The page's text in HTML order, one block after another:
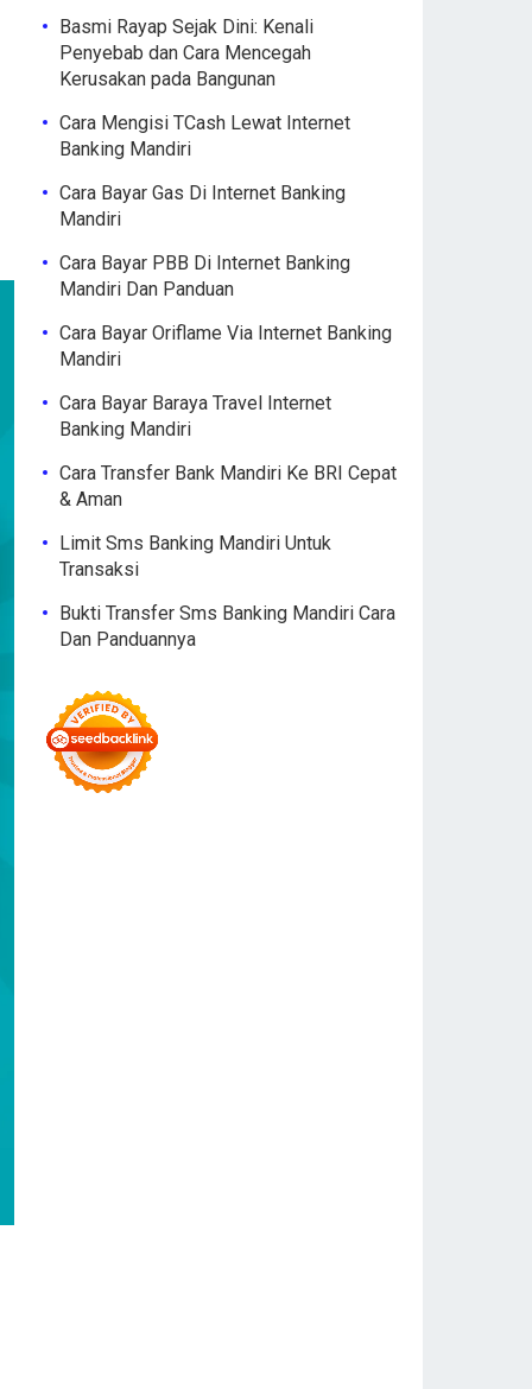
Basmi Rayap Sejak Dini: Kenali
Penyebab dan Cara Mencegah
Kerusakan pada Bangunan
Cara Mengisi TCash Lewat Internet
Banking Mandiri
Cara Bayar Gas Di Internet Banking
Mandiri
Cara Bayar PBB Di Internet Banking
Mandiri Dan Panduan
Cara Bayar Oriflame Via Internet Banking
Mandiri
Cara Bayar Baraya Travel Internet
Banking Mandiri
Cara Transfer Bank Mandiri Ke BRI Cepat
& Aman
Limit Sms Banking Mandiri Untuk
Transaksi
Bukti Transfer Sms Banking Mandiri Cara
Dan Panduannya